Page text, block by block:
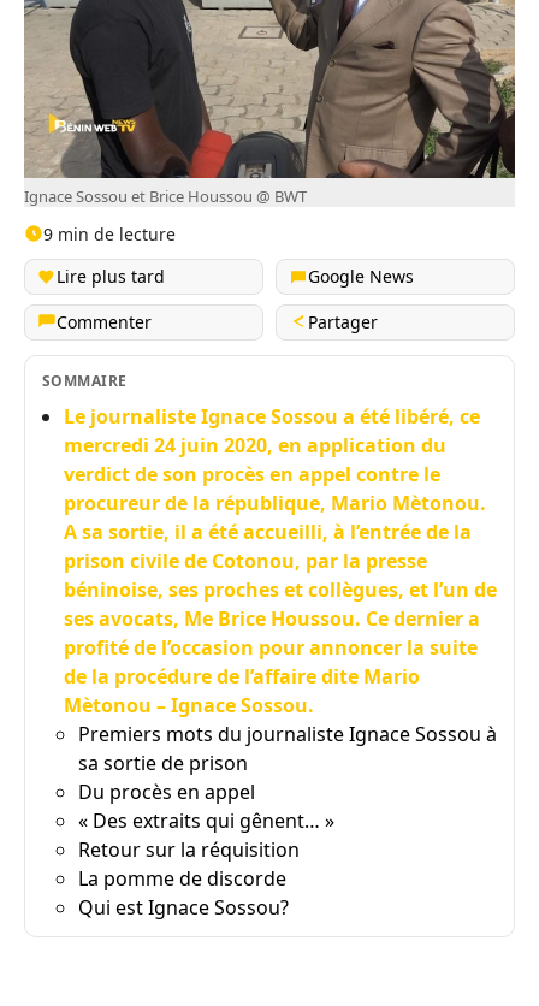
Ignace Sossou et Brice Houssou @ BWT
9 min de lecture
Lire plus tard
Google News
Commenter
Partager
SOMMAIRE
Le journaliste Ignace Sossou a été libéré, ce
mercredi 24 juin 2020, en application du
verdict de son procès en appel contre le
procureur de la république, Mario Mètonou.
A sa sortie, il a été accueilli, à l’entrée de la
prison civile de Cotonou, par la presse
béninoise, ses proches et collègues, et l’un de
ses avocats, Me Brice Houssou. Ce dernier a
profité de l’occasion pour annoncer la suite
de la procédure de l’affaire dite Mario
Mètonou – Ignace Sossou.
Premiers mots du journaliste Ignace Sossou à
sa sortie de prison
Du procès en appel
« Des extraits qui gênent… »
Retour sur la réquisition
La pomme de discorde
Qui est Ignace Sossou?